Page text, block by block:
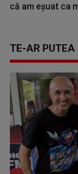
că am eșuat ca
TE-AR PUTEA